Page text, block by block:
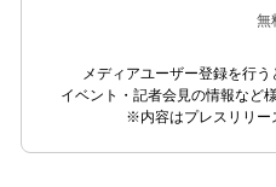
無
メディアユーザー登録を行う
イベント・記者会見の情報など
※内容はプレスリリー